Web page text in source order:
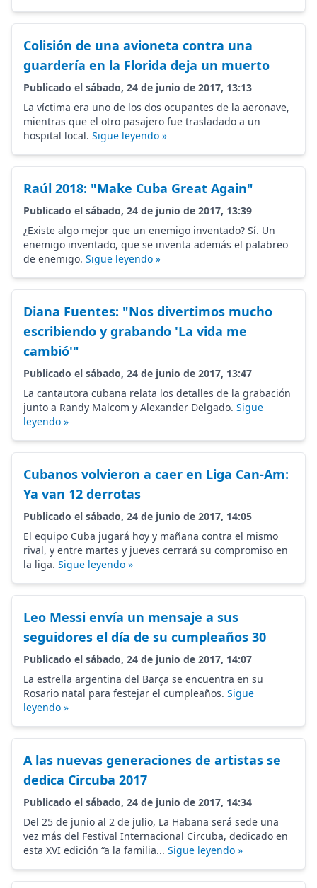
Colisión de una avioneta contra una
guardería en la Florida deja un muerto
Publicado el sábado, 24 de junio de 2017, 13:13
La víctima era uno de los dos ocupantes de la aeronave,
mientras que el otro pasajero fue trasladado a un
hospital local. Sigue leyendo »
Raúl 2018: "Make Cuba Great Again"
Publicado el sábado, 24 de junio de 2017, 13:39
¿Existe algo mejor que un enemigo inventado? Sí. Un
enemigo inventado, que se inventa además el palabreo
de enemigo. Sigue leyendo »
Diana Fuentes: "Nos divertimos mucho
escribiendo y grabando 'La vida me
cambió'"
Publicado el sábado, 24 de junio de 2017, 13:47
La cantautora cubana relata los detalles de la grabación
junto a Randy Malcom y Alexander Delgado. Sigue
leyendo »
Cubanos volvieron a caer en Liga Can-Am:
Ya van 12 derrotas
Publicado el sábado, 24 de junio de 2017, 14:05
El equipo Cuba jugará hoy y mañana contra el mismo
rival, y entre martes y jueves cerrará su compromiso en
la liga. Sigue leyendo »
Leo Messi envía un mensaje a sus
seguidores el día de su cumpleaños 30
Publicado el sábado, 24 de junio de 2017, 14:07
La estrella argentina del Barça se encuentra en su
Rosario natal para festejar el cumpleaños. Sigue
leyendo »
A las nuevas generaciones de artistas se
dedica Circuba 2017
Publicado el sábado, 24 de junio de 2017, 14:34
Del 25 de junio al 2 de julio, La Habana será sede una
vez más del Festival Internacional Circuba, dedicado en
esta XVI edición “a la familia... Sigue leyendo »